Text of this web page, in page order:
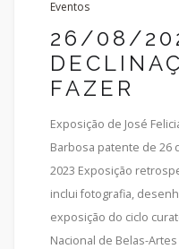
Eventos
26/08/
FAZER
Exposição de José
Barbosa patente de 26
2023 Exposição
inclui fotografia,
exposição do ciclo
Nacional de Belas-